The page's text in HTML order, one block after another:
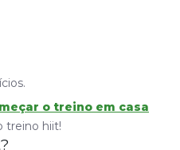
o treino em casa
treino hiit!